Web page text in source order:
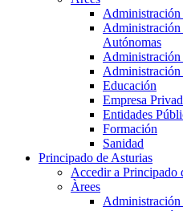
Administración
Administración
Autónomas
Administración
Educación
Empresa
Entidades
Formación
Sanidad
Principado de Asturias
Accedir a Principado
Àrees
Administración